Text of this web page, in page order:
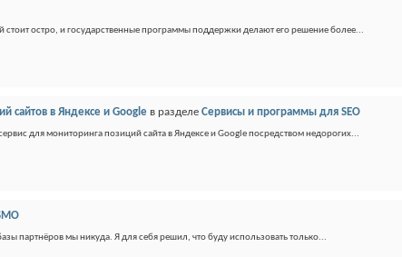
остро, и государственные программы поддержки делают его решение более...
сайтов в Яндексе и Google в разделе Сервисы и программы для SEO
для мониторинга позиций сайта в Яндексе и Google посредством недорогих...
партнёров мы никуда. Я для себя решил, что буду использовать только...